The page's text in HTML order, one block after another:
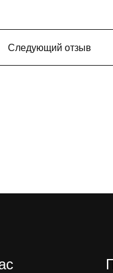
Следующий отзыв